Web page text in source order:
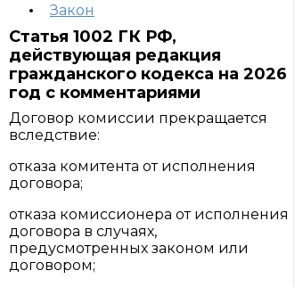
Закон
Статья 1002 ГК РФ,
действующая редакция
гражданского кодекса на 2026
год с комментариями
Договор комиссии прекращается
вследствие:
отказа комитента от исполнения
договора;
отказа комиссионера от исполнения
договора в случаях,
предусмотренных законом или
договором;